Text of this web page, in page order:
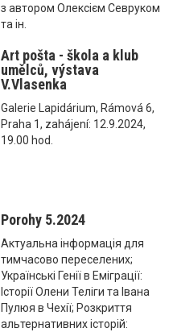
з автором Олексієм Севруком
та ін.
Art pošta - škola a klub
umělců, výstava
V.Vlasenka
Galerie Lapidárium, Rámová 6,
Praha 1, zahájení: 12.9.2024,
19.00 hod.
Porohy 5.2024
Актуальна інформація для
тимчасово переселених;
Українські Генії в Еміграції:
Історії Олени Теліги та Івана
Пулюя в Чехії; Розкриття
альтернативних історій: